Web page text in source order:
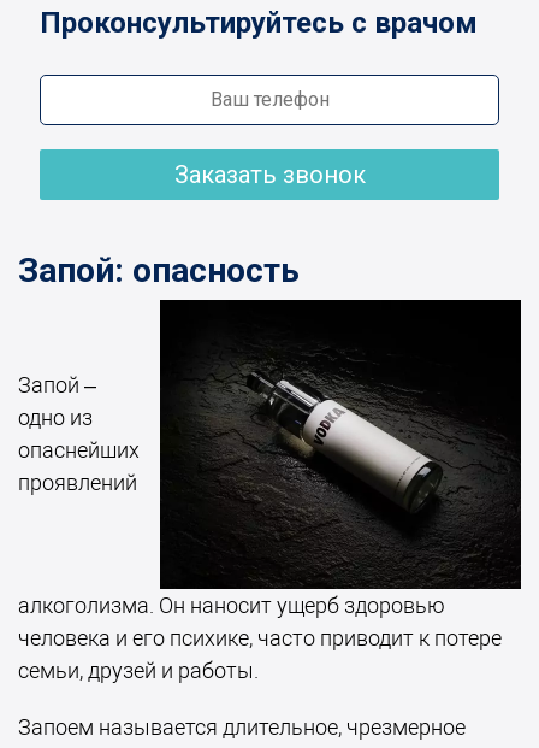
Проконсультируйтесь с врачом
Заказать звонок
Запой: опасность
Запой –
одно из
опаснейших
проявлений
алкоголизма. Он наносит ущерб здоровью
человека и его психике, часто приводит к потере
семьи, друзей и работы.
Запоем называется длительное, чрезмерное